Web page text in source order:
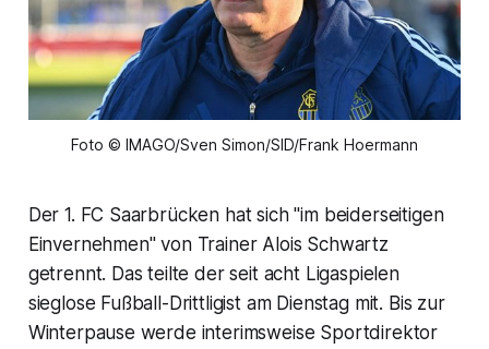
Foto © IMAGO/Sven Simon/SID/Frank Hoermann
Der 1. FC Saarbrücken hat sich "im beiderseitigen
Einvernehmen" von Trainer Alois Schwartz
getrennt. Das teilte der seit acht Ligaspielen
sieglose Fußball-Drittligist am Dienstag mit. Bis zur
Winterpause werde interimsweise Sportdirektor